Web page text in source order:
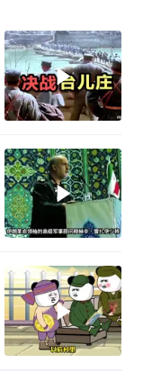
海外热词
坚强有力
41岁女子为鼓励女儿考上985研究生
挑大梁